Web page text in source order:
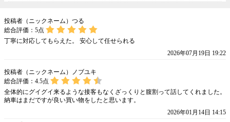
投稿者（ニックネーム）つる
総合評価： 5点
丁寧に対応してもらえた。 安心して任せられる
2026年07月19日 19:22
投稿者（ニックネーム）ノブユキ
総合評価： 4.5点
全体的にグイグイ来るような接客もなくざっくりと腹割って話してくれました。
納車はまだですが良い買い物をしたと思います。
2026年01月14日 14:15